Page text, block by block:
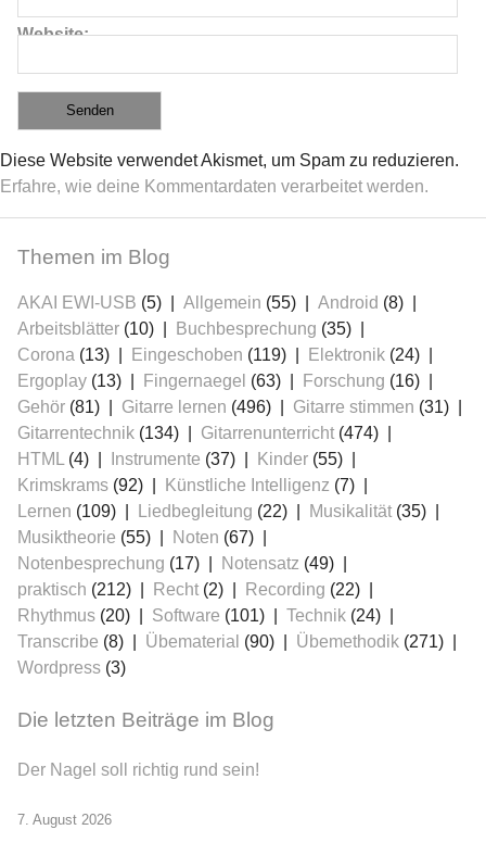
Website
Diese Website verwendet Akismet, um Spam zu reduzieren.
Erfahre, wie deine Kommentardaten verarbeitet werden.
Themen im Blog
AKAI EWI-USB (5) Allgemein (55) Android (8)
Arbeitsblätter (10) Buchbesprechung (35)
Corona (13) Eingeschoben (119) Elektronik (24)
Ergoplay (13) Fingernaegel (63) Forschung (16)
Gehör (81) Gitarre lernen (496) Gitarre stimmen (31)
Gitarrentechnik (134) Gitarrenunterricht(474)
HTML(4) Instrumente (37) Kinder (55)
Krimskrams (92) Künstliche Intelligenz (7)
Lernen (109) Liedbegleitung (22) Musikalität(35)
Musiktheorie (55) Noten (67)
Notenbesprechung (17) Notensatz (49)
praktisch (212) Recht(2) Recording (22)
Rhythmus (20) Software (101) Technik (24)
Transcribe (8) Übematerial (90) Übemethodik (271)
Wordpress (3)
Die letzten Beiträge im Blog
Der Nagel soll richtig rund sein!
7. August 2026